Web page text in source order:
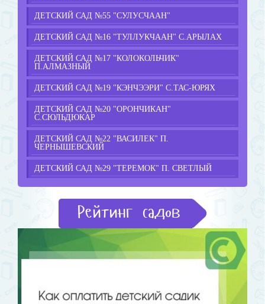
ДЕТСКИЙ САД №55 "СУЛУСЧААН"
ДЕТСКИЙ САД №16 "ТУЛЛУКЧААН" С.АРЫЛАХ
ДЕТСКИЙ САД №17 "КОЛОКОЛЬЧИК"
П.АЛМАЗНЫЙ
ДЕТСКИЙ САД №19 "КЭНЧЭЭРИ" С.ТАС-ЮРЯХ
ДЕТСКИЙ САД №20 "ОРОНЧИКАН"
С.СЮЛЬДЮКАР
ДЕТСКИЙ САД №22 "ВАСИЛЕК" П.
ЧЕРНЫШЕВСКИЙ
ДЕТСКИЙ САД №29 "ТЕРЕМОК" П. СВЕТЛЫЙ
Рейтинг садов